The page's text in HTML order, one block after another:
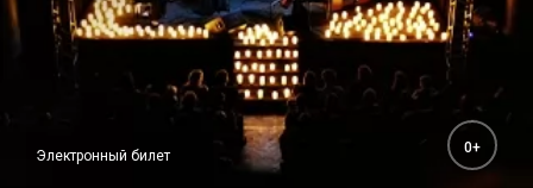
Электронный билет 0+